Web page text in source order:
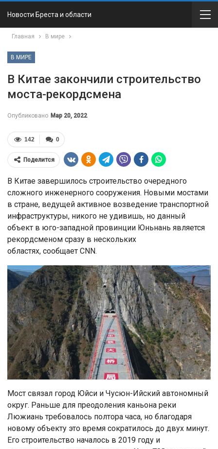
Новости Бреста и области
Главная В мире
В МИРЕ
В Китае закончили строительство
моста-рекордсмена
Опубликовано Мар 20, 2022
0
142
Поделится
В Китае завершилось строительство очередного
сложного инженерного сооружения. Новыми мостами
в стране, ведущей активное возведение транспортной
инфраструктуры, никого не удивишь, но данный
объект в юго-западной провинции Юньнань является
рекордсменом сразу в нескольких
областях, сообщает CNN.
Мост связал город Юйси и Чусюн-Ийский автономный
округ. Раньше для преодоления каньона реки
Люжиань требовалось полтора часа, но благодаря
новому объекту это время сократилось до двух минут.
Его строительство началось в 2019 году и